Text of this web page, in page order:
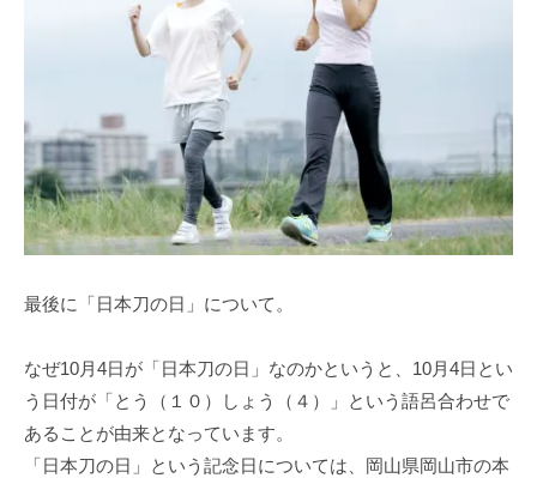
最後に「日本刀の日」について。
なぜ10月4日が「日本刀の日」なのかというと、10月4日とい
う日付が「とう（１０）しょう（４）」という語呂合わせで
あることが由来となっています。
「日本刀の日」という記念日については、岡山県岡山市の本